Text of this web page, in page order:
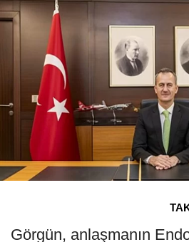
Görgün, anlaşmanın